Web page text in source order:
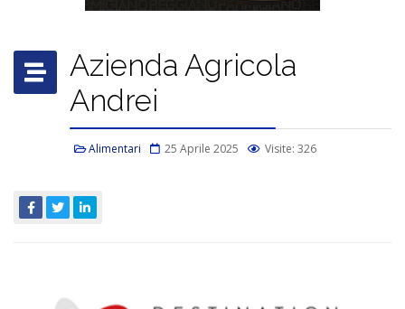
Azienda Agricola
Andrei
Alimentari 25 Aprile 2025 Visite: 326